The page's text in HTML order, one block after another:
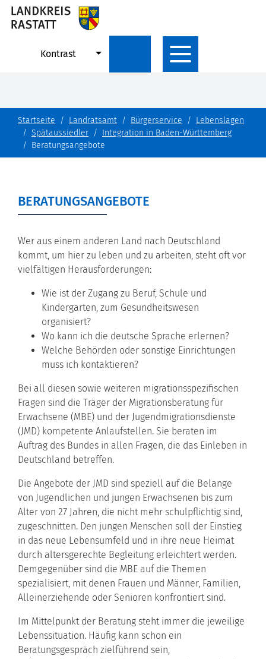
Kontrast
Startseite Landratsamt Bürgerservice
Lebenslagen
Spätaussiedler
Integration in Baden-Württemberg
Beratungsangebote
BERATUNGSANGEBOTE
Wer aus einem anderen Land nach Deutschland
kommt, um hier zu leben und zu arbeiten, steht oft vor
vielfältigen Herausforderungen:
Wie ist der Zugang zu Beruf, Schule und
Kindergarten, zum Gesundheitswesen
organisiert?
Wo kann ich die deutsche Sprache erlernen?
Welche Behörden oder sonstige Einrichtungen
muss ich kontaktieren?
Bei all diesen sowie weiteren migrationsspezifischen
Fragen sind die Träger der Migrationsberatung für
Erwachsene (MBE) und der Jugendmigrationsdienste
(JMD) kompetente Anlaufstellen. Sie beraten im
Auftrag des Bundes in allen Fragen, die das Einleben in
Deutschland betreffen.
Die Angebote der JMD sind speziell auf die Belange
von Jugendlichen und jungen Erwachsenen bis zum
Alter von 27 Jahren, die nicht mehr schulpflichtig sind,
zugeschnitten. Den jungen Menschen soll der Einstieg
in das neue Lebensumfeld und in ihre neue Heimat
durch altersgerechte Begleitung erleichtert werden.
Demgegenüber sind die MBE auf die Themen
spezialisiert, mit denen Frauen und Männer, Familien,
Alleinerziehende oder Senioren konfrontiert sind.
Im Mittelpunkt der Beratung steht immer die jeweilige
Lebenssituation. Häufig kann schon ein
Beratungsgespräch zielführend sein,